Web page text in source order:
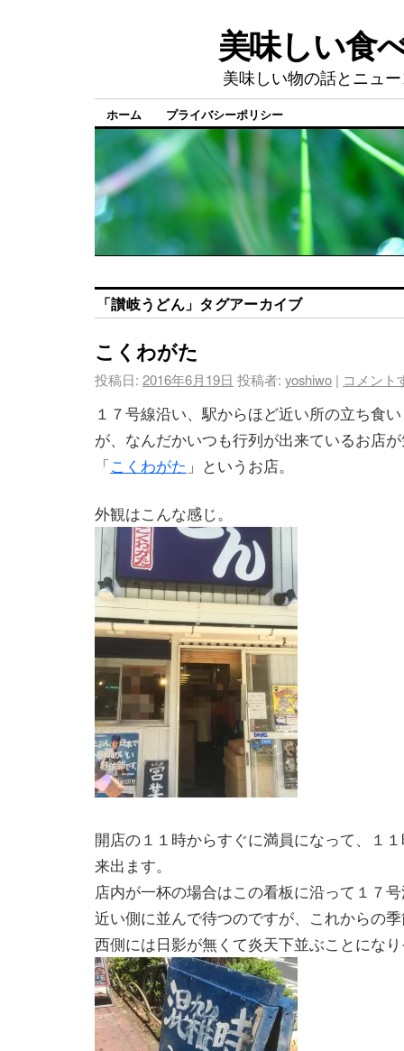
美味しい食
美味しい物の話とニュ
ホーム プライバシーポリシー
「讃岐うどん」タグアーカイブ
こくわがた
投稿日: 2016年6月19日 投稿者: yoshiwo | コメント
１７号線沿い、駅からほど近い所の立ち食
が、なんだかいつも行列が出来ているお店
「こくわがた 」というお店。
外観はこんな感じ。
開店の１１時からすぐに満員になって、１
来出ます。
店内が一杯の場合はこの看板に沿って１７
近い側に並んで待つのですが、これからの
西側には日影が無くて炎天下並ぶことにな